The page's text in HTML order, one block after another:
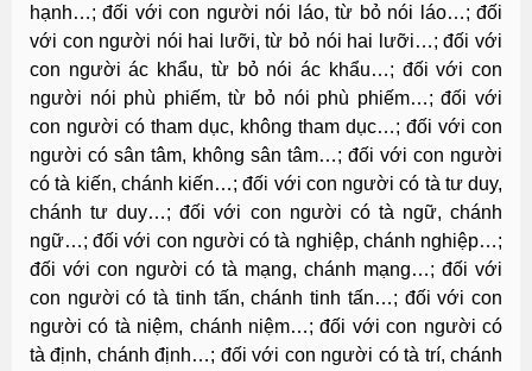
hạnh…; đối với con người nói láo, từ bỏ nói láo…; đối
với con người nói hai lưỡi, từ bỏ nói hai lưỡi…; đối với
con người ác khẩu, từ bỏ nói ác khẩu…; đối với con
người nói phù phiếm, từ bỏ nói phù phiếm…; đối với
con người có tham dục, không tham dục…; đối với con
người có sân tâm, không sân tâm…; đối với con người
có tà kiến, chánh kiến…; đối với con người có tà tư duy,
chánh tư duy…; đối với con người có tà ngữ, chánh
ngữ…; đối với con người có tà nghiệp, chánh nghiệp…;
đối với con người có tà mạng, chánh mạng…; đối với
con người có tà tinh tấn, chánh tinh tấn…; đối với con
người có tà niệm, chánh niệm…; đối với con người có
tà định, chánh định…; đối với con người có tà trí, chánh